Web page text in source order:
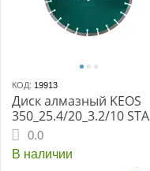
КОД: 19913
Диск алмазный KEOS
350_25.4/20_3.2/10 STA
сегм. по бетону,
железобетону, кирпичу
DBS02.350
0.0
В наличии